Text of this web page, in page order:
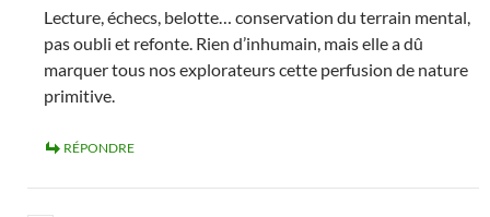
Lecture, échecs, belotte… conservation du terrain mental,
pas oubli et refonte. Rien d’inhumain, mais elle a dû
marquer tous nos explorateurs cette perfusion de nature
primitive.
RÉPONDRE